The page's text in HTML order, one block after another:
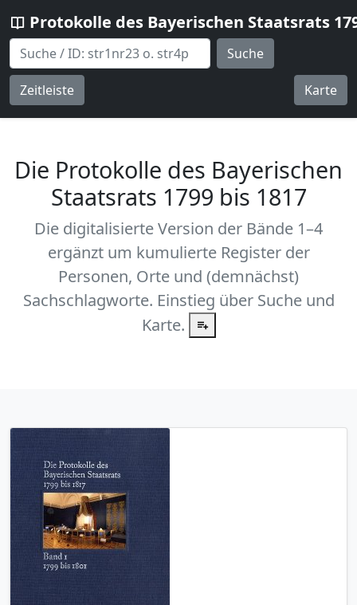
Protokolle des Bayerischen Staatsrats
Suche
Zeitleiste Karte
Die Protokolle des Bayerischen
Staatsrats 1799 bis 1817
Die digitalisierte Version der Bände 1–4
ergänzt um kumulierte Register der
Personen, Orte und (demnächst)
Sachschlagworte. Einstieg über Suche und
Karte.